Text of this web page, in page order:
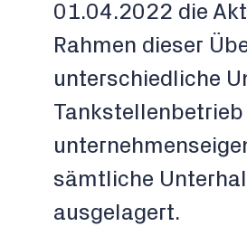
01.04.2022 die
Rahmen dieser
unterschiedliche
Tankstellenbetrieb
sämtliche
ausgelagert.